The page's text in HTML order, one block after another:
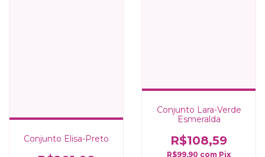
Conjunto Elisa-Preto
Conjunto Lara-Verde
Esmeralda
R$108,59
R$99,90 com Pix